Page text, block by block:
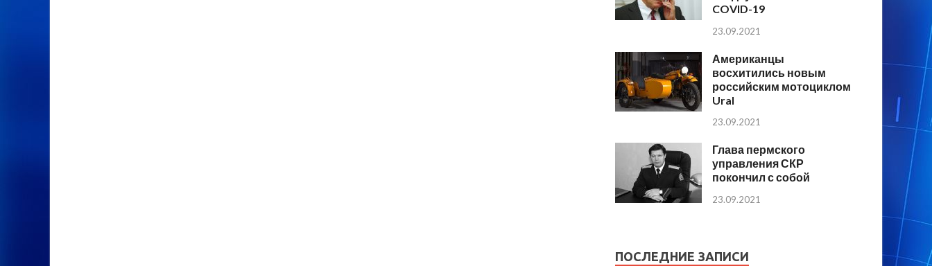
COVID-19
23.09.2021
Американцы
восхитились новым
российским мотоциклом
Ural
23.09.2021
Глава пермского
управления СКР
покончил с собой
23.09.2021
ПОСЛЕДНИЕ ЗАПИСИ